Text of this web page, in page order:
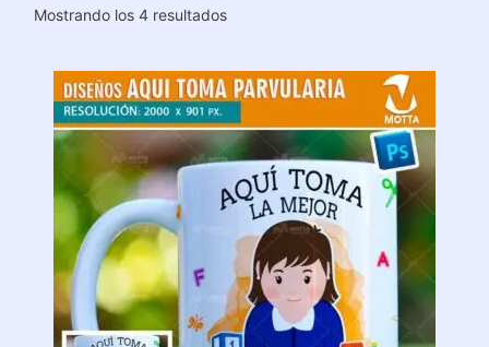
Mostrando los 4 resultadosOrdenado
últimos